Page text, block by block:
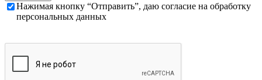
Нажимая кнопку “Отправить”, даю согласие на обработку
персональных данных